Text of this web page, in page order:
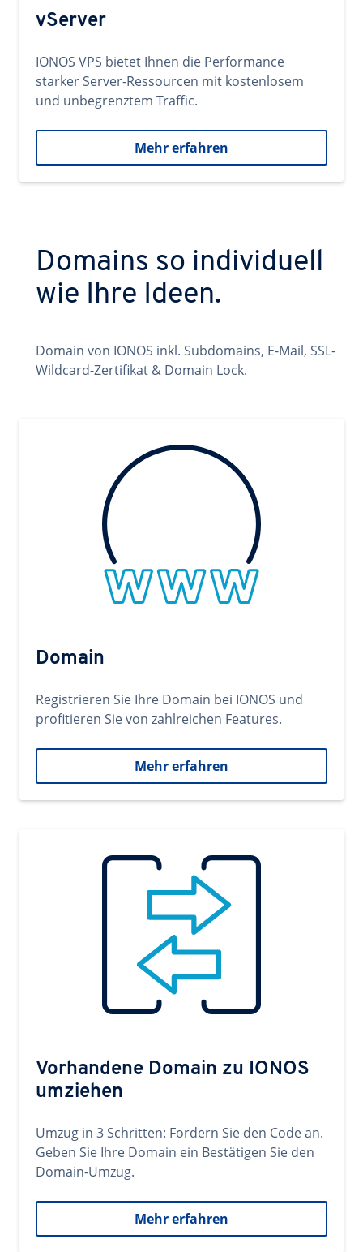
vServer
IONOS VPS bietet Ihnen die Performance
starker Server-Ressourcen mit kostenlosem
und unbegrenztem Traffic.
Mehr erfahren
Domains so individuell
wie Ihre Ideen.
Domain von IONOS inkl. Subdomains, E-Mail, SSL-
Wildcard-Zertifikat & Domain Lock.
Domain
Registrieren Sie Ihre Domain bei IONOS und
profitieren Sie von zahlreichen Features.
Mehr erfahren
Vorhandene Domain zu IONOS
umziehen
Umzug in 3 Schritten: Fordern Sie den Code an.
Geben Sie Ihre Domain ein Bestätigen Sie den
Domain-Umzug.
Mehr erfahren